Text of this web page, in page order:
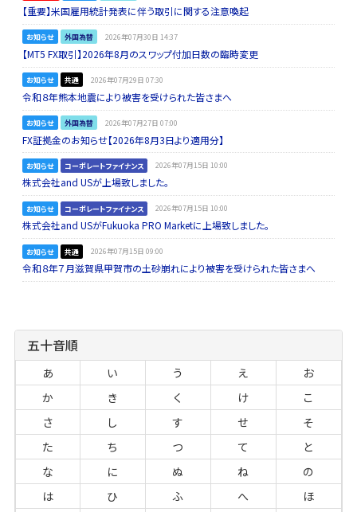
【重要】米国雇用統計発表に伴う取引に関する注意喚起
お知らせ 外国為替 2026年07月30日 14:37
【MT5 FX取引】2026年8月のスワップ付加日数の臨時変更
お知らせ 共通 2026年07月29日 07:30
令和８年熊本地震により被害を受けられた皆さまへ
お知らせ 外国為替 2026年07月27日 07:00
FX証拠金のお知らせ【2026年8月3日より適用分】
お知らせ コーポレートファイナンス 2026年07月15日 10:00
株式会社and USが上場致しました。
お知らせ コーポレートファイナンス 2026年07月15日 10:00
株式会社and USがFukuoka PRO Marketに上場致しました。
お知らせ 共通 2026年07月15日 09:00
令和８年７月滋賀県甲賀市の土砂崩れにより被害を受けられた皆さまへ
五十音順
あ い う え
お
か
き く け
こ
さ
し す せ
そ
た
ち つ て
と
な
に ぬ ね
の
は
ひ ふ へ
ほ